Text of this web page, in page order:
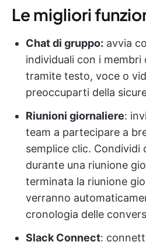
Le migliori
Chat di gruppo: avvia
individuali con i membri
tramite testo, voce o
preoccuparti della
Riunioni giornaliere:
team a partecipare a
semplice clic. Condividi
durante una riunione
terminata la riunione
verranno
cronologia delle
Slack Connect: